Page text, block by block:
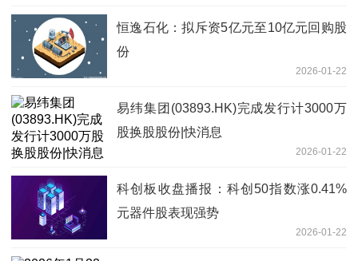
恒逸石化：拟斥资5亿元至10亿元回购股
份
2026-01-22
易纬集团(03893.HK)完成发行计3000万
股换股股份|快消息
2026-01-22
科创板收盘播报：科创50指数涨0.41%
元器件股表现强势
2026-01-22